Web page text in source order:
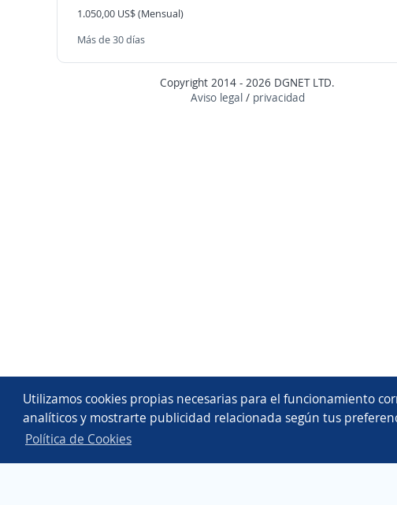
Utilizamos cookies propias necesarias para el funcionamiento
analíticos y mostrarte publicidad relacionada según tus
Política de Cookies
1.050,00 US$ (Mensual)
Más de 30 días
Copyright 2014 - 2026 DGNET LTD.
Aviso legal/ privacidad